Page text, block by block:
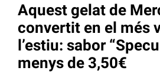
Aquest gelat de
convertit en el més
l’estiu: sabor
menys de 3,50€